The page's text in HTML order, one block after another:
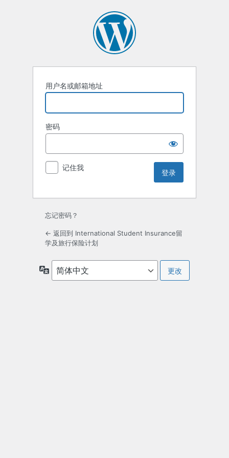
用户名或邮箱地址
密码
记住我
忘记密码？
← 返回到 International Student Insurance留
学及旅行保险计划
言